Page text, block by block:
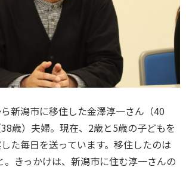
新潟市に移住した金澤淳一さん（40
歳）夫婦。現在、2歳と5歳の子どもを
た毎日を送っています。移住したのは
。きっかけは、新潟市に住む淳一さんの